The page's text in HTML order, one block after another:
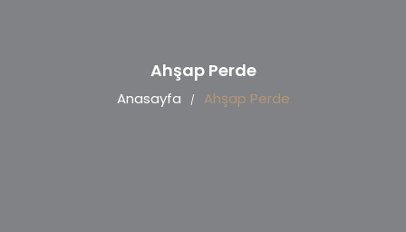
Ahşap Perde
Anasayfa / Ahşap Perde